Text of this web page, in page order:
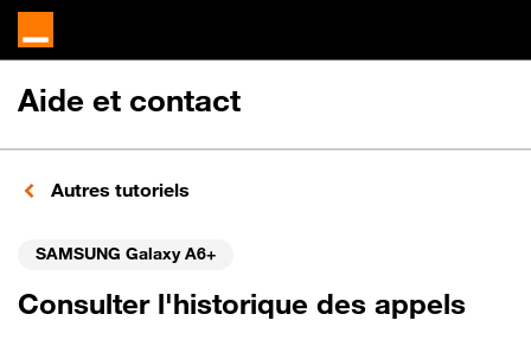
Aide et contact
Autres tutoriels
SAMSUNG Galaxy A6+
Consulter l'historique des appels